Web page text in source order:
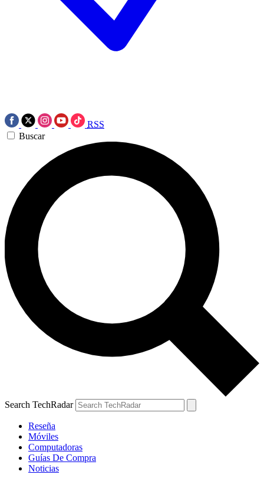
RSS
Buscar
Search TechRadar
Reseña
Móviles
Computadoras
Guías De Compra
Noticias